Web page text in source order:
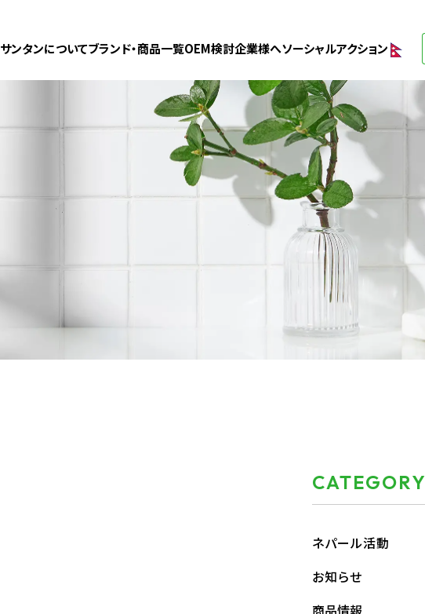
サンタンについてブランド・商品一覧OEM検討企業様へソーシャルアクション
CATEGORY
ネパール活動
お知らせ
商品情報